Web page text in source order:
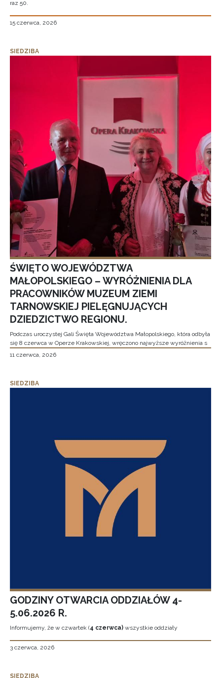
raz 50.
15 czerwca, 2026
SIEDZIBA
ŚWIĘTO WOJEWÓDZTWA
MAŁOPOLSKIEGO – WYRÓŻNIENIA DLA
PRACOWNIKÓW MUZEUM ZIEMI
TARNOWSKIEJ PIELĘGNUJĄCYCH
DZIEDZICTWO REGIONU.
Podczas uroczystej Gali Święta Województwa Małopolskiego, która odbyła
się 8 czerwca w Operze Krakowskiej, wręczono najwyższe wyróżnienia s
11 czerwca, 2026
SIEDZIBA
GODZINY OTWARCIA ODDZIAŁÓW 4-
5.06.2026 R.
Informujemy, że w czwartek (4 czerwca) wszystkie oddziały
3 czerwca, 2026
SIEDZIBA